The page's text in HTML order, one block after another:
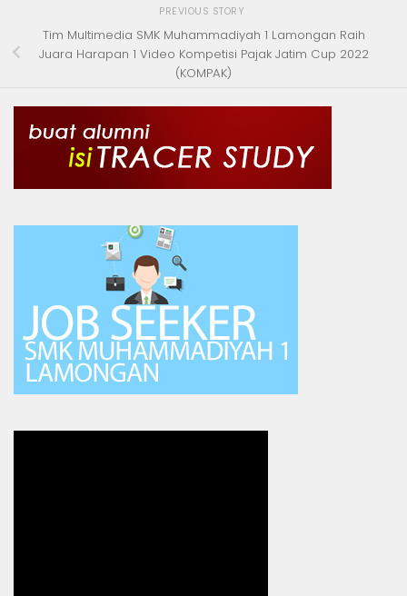
PREVIOUS STORY
Tim Multimedia SMK Muhammadiyah 1 Lamongan Raih
Juara Harapan 1 Video Kompetisi Pajak Jatim Cup 2022
(KOMPAK)